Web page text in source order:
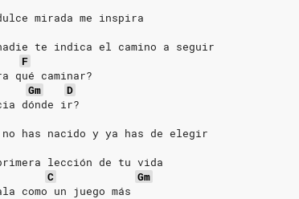
mirada me inspira
te indica el camino a seguir
F
qué caminar?
Gm
D
dónde ir?
no has nacido y ya has de elegir
lección de tu vida
C
Gm
como un juego más